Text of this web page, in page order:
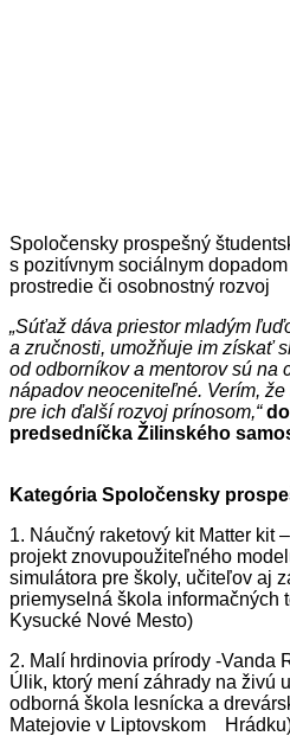
Spoločensky prospešný
s pozitívnym sociálnym
prostredie či osobnostný rozvoj
„Súťaž dáva priestor mladým
a zručnosti, umožňuje im získať
od odborníkov a mentorov sú na
nápadov neoceniteľné. Verím,
pre ich ďalší rozvoj prínosom,“
predsedníčka Žilinského
Kategória Spoločensky
1. Náučný raketový kit Matter kit
projekt znovupoužiteľného
simulátora pre školy, učiteľov aj
priemyselná škola informačných
Kysucké Nové Mesto)
2. Malí hrdinovia prírody -Vanda
Úlik, ktorý mení záhrady na živú
odborná škola lesnícka a
Matejovie v Liptovskom